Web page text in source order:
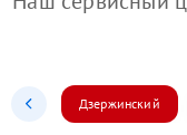
Дзержинский